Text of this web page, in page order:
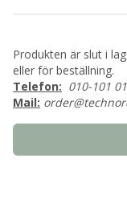
Produkten är slut i
eller för beställning.
Telefon: 010-101
Mail: